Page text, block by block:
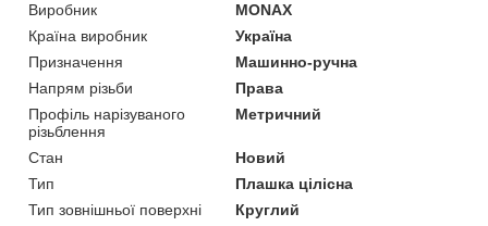
Виробник
MONAX
Країна виробник
Україна
Призначення
Машинно-ручна
Напрям різьби
Права
Профіль нарізуваного
різьблення
Метричний
Стан
Новий
Тип
Плашка цілісна
Тип зовнішньої поверхні
Круглий